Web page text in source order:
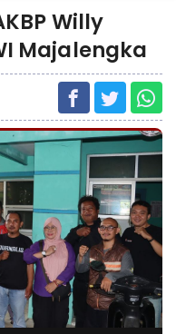
Willy
Majalengka